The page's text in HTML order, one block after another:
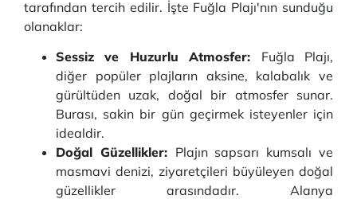
tarafından tercih edilir. İşte Fuğla Plajı'nın sunduğu
olanaklar:
Sessiz ve Huzurlu Atmosfer: Fuğla Plajı,
diğer popüler plajların aksine, kalabalık ve
gürültüden uzak, doğal bir atmosfer sunar.
Burası, sakin bir gün geçirmek isteyenler için
idealdir.
Doğal Güzellikler: Plajın sapsarı kumsalı ve
masmavi denizi, ziyaretçileri büyüleyen doğal
güzellikler arasındadır. Alanya